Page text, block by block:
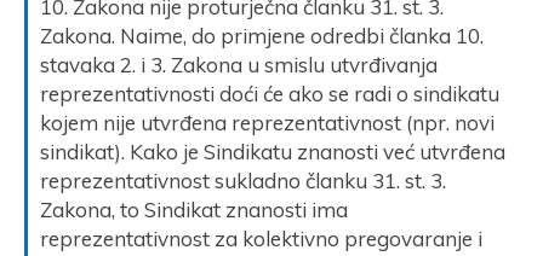
10. Zakona nije proturječna članku 31. st. 3.
Zakona. Naime, do primjene odredbi članka 10.
stavaka 2. i 3. Zakona u smislu utvrđivanja
reprezentativnosti doći će ako se radi o sindikatu
kojem nije utvrđena reprezentativnost (npr. novi
sindikat). Kako je Sindikatu znanosti već utvrđena
reprezentativnost sukladno članku 31. st. 3.
Zakona, to Sindikat znanosti ima
reprezentativnost za kolektivno pregovaranje i